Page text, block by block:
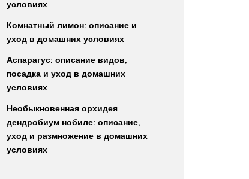
условиях
Комнатный лимон: описание и
уход в домашних условиях
Аспарагус: описание видов,
посадка и уход в домашних
условиях
Необыкновенная орхидея
дендробиум нобиле: описание,
уход и размножение в домашних
условиях